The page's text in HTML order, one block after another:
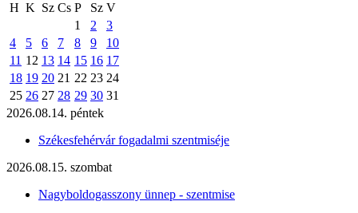
H K Sz Cs P Sz V
1
2
3
4
5 6 7 8 9
10
11 12 13 14 15 16 17
18 19 20 21 22 23 24
25 26 27 28 29 30 31
2026.08.14. péntek
Székesfehérvár fogadalmi szentmiséje
2026.08.15. szombat
Nagyboldogasszony ünnep - szentmise